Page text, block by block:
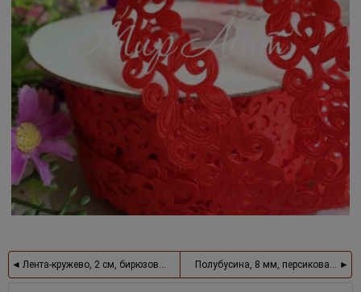
Лента-кружево, 2 см, бирюзовый Полубусина, 8 мм, персиковая, 100